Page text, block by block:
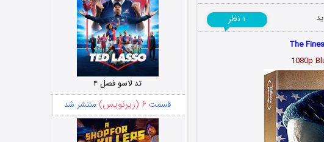
۱ نظر
تد لاسو فصل ۴
قسمت ۶ (زیرنویس) منتشر شد